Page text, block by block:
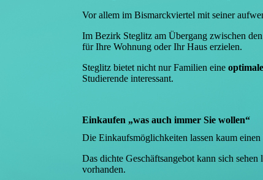
Vor allem im Bismarckviertel mit seiner
Im Bezirk Steglitz am Übergang zwischen
für Ihre Wohnung oder Ihr Haus erzielen.
Steglitz bietet nicht nur Familien eine
Studierende interessant.
Einkaufen „was auch immer Sie wollen“
Die Einkaufsmöglichkeiten lassen kaum
Das dichte Geschäftsangebot kann sich
vorhanden.